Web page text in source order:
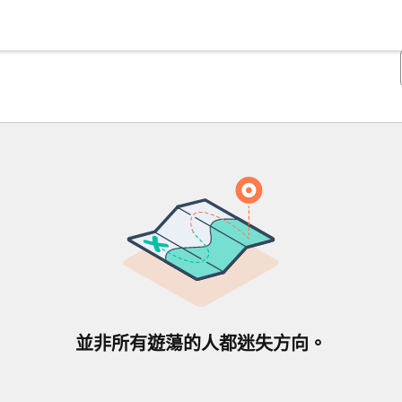
並非所有遊蕩的人都迷失方向。